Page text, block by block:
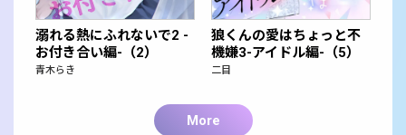
溺れる熱にふれないで2 -
お付き合い編-（2）
青木らき
狼くんの愛はちょっと不
機嫌3-アイドル編-（5）
二目
More